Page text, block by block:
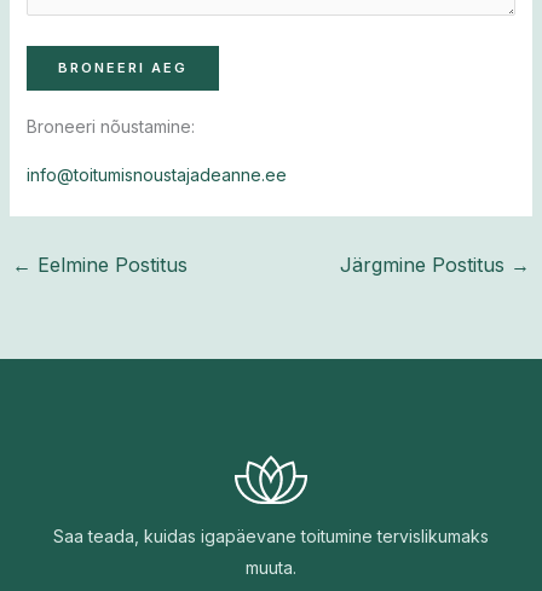
Broneeri nõustamine:
info@toitumisnoustajadeanne.ee
← Eelmine Postitus Järgmine Postitus →
Saa teada, kuidas igapäevane toitumine tervislikumaks
muuta.